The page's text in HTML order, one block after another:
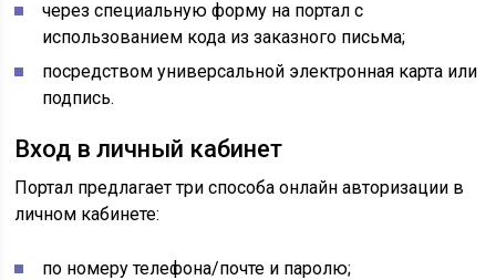
через специальную форму на портал с
использованием кода из заказного письма;
посредством универсальной электронная карта или
подпись.
Вход в личный кабинет
Портал предлагает три способа онлайн авторизации в
личном кабинете:
по номеру телефона/почте и паролю;